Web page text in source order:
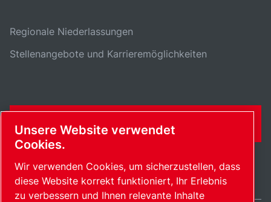
Regionale Niederlassungen
Stellenangebote und Karrieremöglichkeiten
KONTAKTFORMULAR
Unsere Website verwendet
Cookies.
Wir verwenden Cookies, um sicherzustellen, dass
diese Website korrekt funktioniert, Ihr Erlebnis
zu verbessern und Ihnen relevante Inhalte